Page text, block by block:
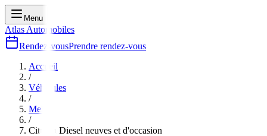
Menu
Atlas Automobiles
Rendez-vousPrendre rendez-vous
Accueil
/
Véhicules
/
Melun
/
Citroen Diesel neuves et d'occasion